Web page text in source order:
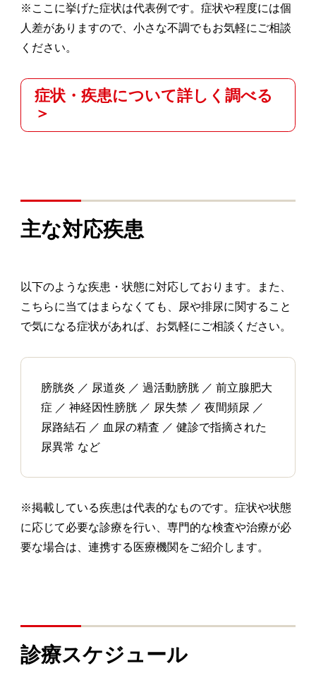
※ここに挙げた症状は代表例です。症状や程度には個
人差がありますので、小さな不調でもお気軽にご相談
ください。
症状・疾患について詳しく調べる
＞
主な対応疾患
以下のような疾患・状態に対応しております。また、
こちらに当てはまらなくても、尿や排尿に関すること
で気になる症状があれば、お気軽にご相談ください。
膀胱炎 ／ 尿道炎 ／ 過活動膀胱 ／ 前立腺肥大
症 ／ 神経因性膀胱 ／ 尿失禁 ／ 夜間頻尿 ／
尿路結石 ／ 血尿の精査 ／ 健診で指摘された
尿異常 など
※掲載している疾患は代表的なものです。症状や状態
に応じて必要な診療を行い、専門的な検査や治療が必
要な場合は、連携する医療機関をご紹介します。
診療スケジュール